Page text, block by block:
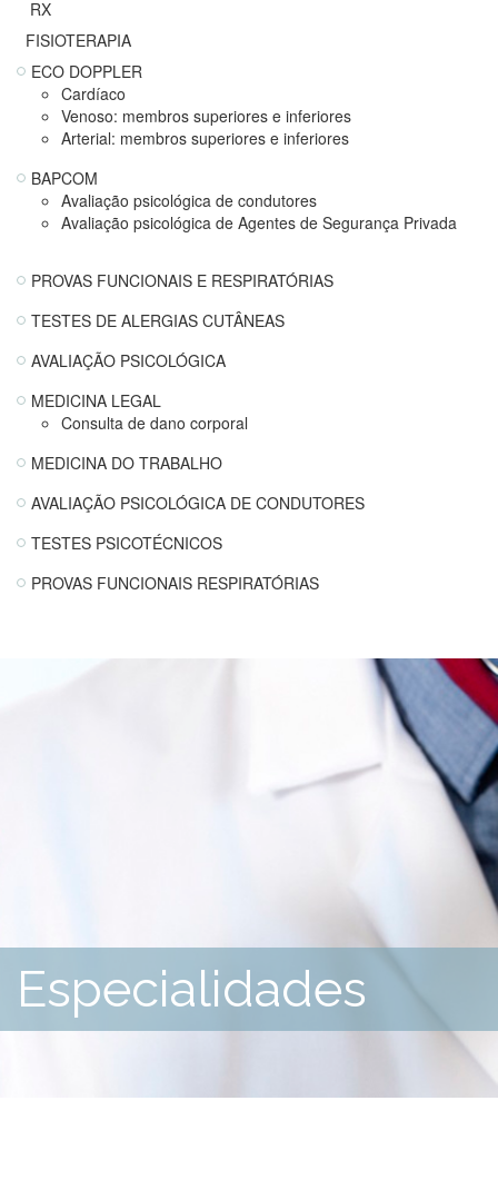
RX
FISIOTERAPIA
ECO DOPPLER
Cardíaco
Venoso: membros superiores e inferiores
Arterial: membros superiores e inferiores
BAPCOM
Avaliação psicológica de condutores
Avaliação psicológica de Agentes de Segurança Privada
PROVAS FUNCIONAIS E RESPIRATÓRIAS
TESTES DE ALERGIAS CUTÂNEAS
AVALIAÇÃO PSICOLÓGICA
MEDICINA LEGAL
Consulta de dano corporal
MEDICINA DO TRABALHO
AVALIAÇÃO PSICOLÓGICA DE CONDUTORES
TESTES PSICOTÉCNICOS
PROVAS FUNCIONAIS RESPIRATÓRIAS
Especialidades